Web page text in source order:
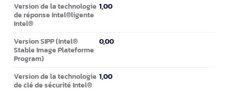
Version de la technologie
de réponse Intel®ligente
Intel®
1,00
Version SIPP (Intel®
Stable Image Plateforme
Program)
0,00
Version de la technologie
de clé de sécurité Intel®
1,00